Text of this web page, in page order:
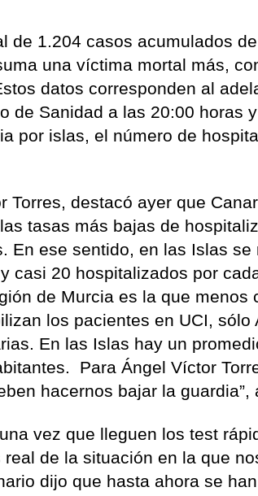
de 1.204 casos acumulados
una víctima mortal más,
datos corresponden al
de Sanidad a las 20:00 horas
por islas, el número de
Torres, destacó ayer que
tasas más bajas de
En ese sentido, en las Islas se
casi 20 hospitalizados por
de Murcia es la que menos
los pacientes en UCI, sólo
En las Islas hay un
Para Ángel Víctor
hacernos bajar la guardia”,
vez que lleguen los test
de la situación en la que
dijo que hasta ahora se